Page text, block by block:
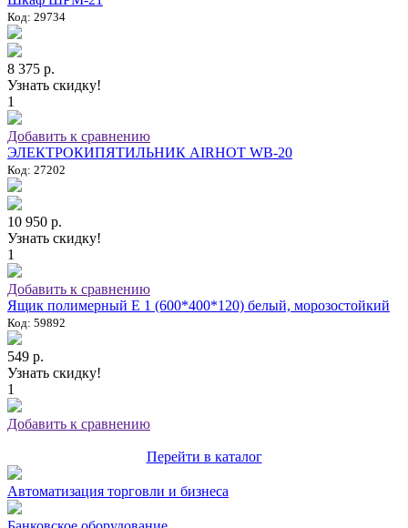
Код: 29734
8 375 р.
Узнать скидку!
1
Добавить к сравнению
ЭЛЕКТРОКИПЯТИЛЬНИК AIRHOT WB-20
Код: 27202
10 950 р.
Узнать скидку!
1
Добавить к сравнению
Ящик полимерный E 1 (600*400*120) белый, морозостойкий
Код: 59892
549 р.
Узнать скидку!
1
Добавить к сравнению
Перейти в каталог
Автоматизация торговли и бизнеса